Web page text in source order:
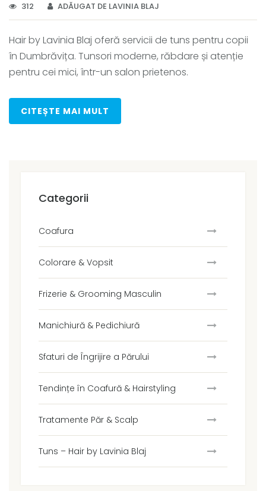
312 ADĂUGAT DE LAVINIA BLAJ
Hair by Lavinia Blaj oferă servicii de tuns pentru copii
în Dumbrăvița. Tunsori moderne, răbdare și atenție
pentru cei mici, într-un salon prietenos.
CITEȘTE MAI MULT
Categorii
Coafura
Colorare & Vopsit
Frizerie & Grooming Masculin
Manichiură & Pedichiură
Sfaturi de Îngrijire a Părului
Tendințe în Coafură & Hairstyling
Tratamente Păr & Scalp
Tuns – Hair by Lavinia Blaj